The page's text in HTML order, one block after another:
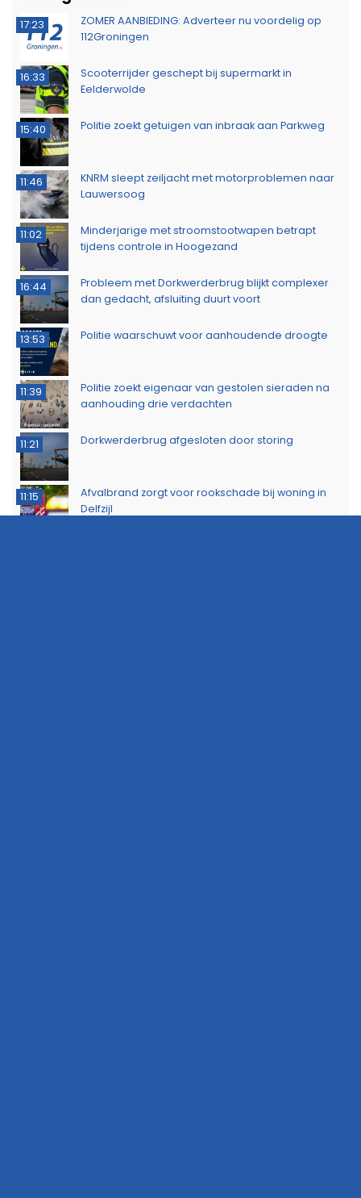
17:23
ZOMER AANBIEDING: Adverteer nu voordelig op
112Groningen
16:33
Scooterrijder geschept bij supermarkt in
Eelderwolde
15:40 Politie zoekt getuigen van inbraak aan Parkweg
11:46
KNRM sleept zeiljacht met motorproblemen naar
Lauwersoog
11:02
Minderjarige met stroomstootwapen betrapt
tijdens controle in Hoogezand
16:44
Probleem met Dorkwerderbrug blijkt complexer
dan gedacht, afsluiting duurt voort
13:53 Politie waarschuwt voor aanhoudende droogte
11:39
Politie zoekt eigenaar van gestolen sieraden na
aanhouding drie verdachten
11:21 Dorkwerderbrug afgesloten door storing
11:15
Afvalbrand zorgt voor rookschade bij woning in
Delfzijl